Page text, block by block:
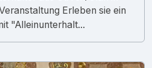
Erleben sie ein
"Alleinunterhalt...